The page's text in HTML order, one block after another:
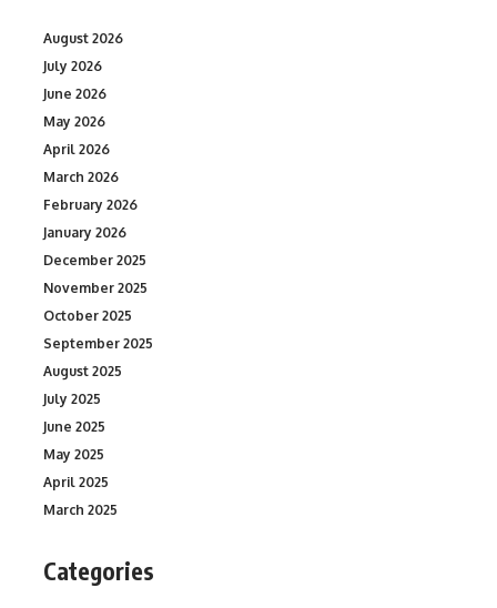
August 2026
July 2026
June 2026
May 2026
April 2026
March 2026
February 2026
January 2026
December 2025
November 2025
October 2025
September 2025
August 2025
July 2025
June 2025
May 2025
April 2025
March 2025
Categories